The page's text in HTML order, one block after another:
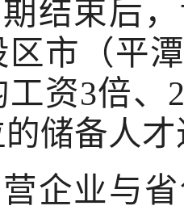
结束后
区市（平
工资3倍、
储备人
企业与